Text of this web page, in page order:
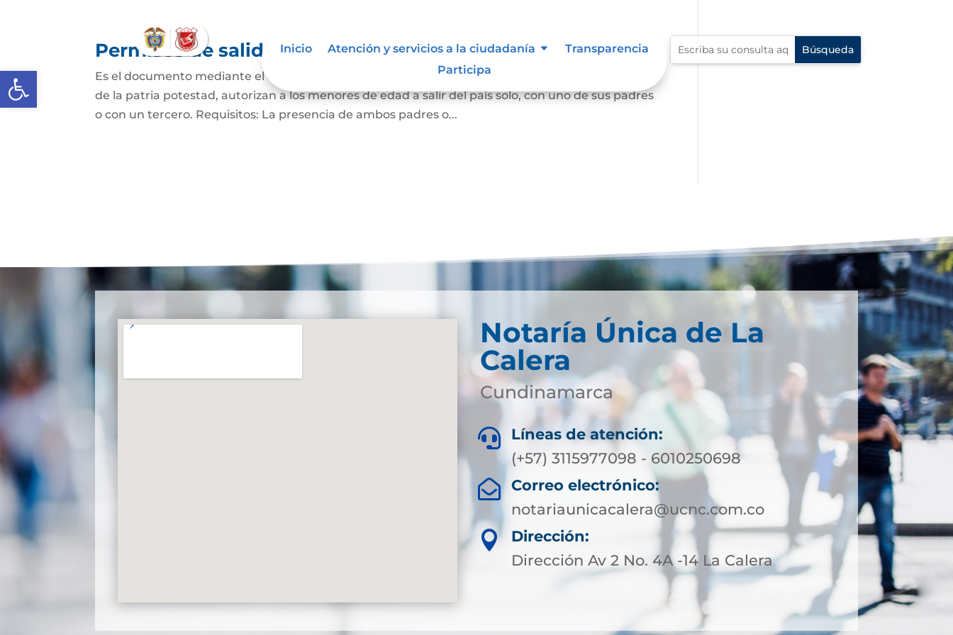
Abrir barra de herramientas
Inicio Atención y servicios a la ciudadanía
Transparencia
Participa
Permisos de salida de país temporal
Es el documento mediante el cual los padres o el representante legal o quienes sean los titulares
de la patria potestad, autorizan a los menores de edad a salir del país solo, con uno de sus padres
o con un tercero. Requisitos: La presencia de ambos padres o...
Notaría Única de La
Calera
Cundinamarca

Líneas de atención:
(+57) 3115977098 - 6010250698

Correo electrónico:
notariaunicacalera@ucnc.com.co

Dirección:
Dirección Av 2 No. 4A -14 La Calera